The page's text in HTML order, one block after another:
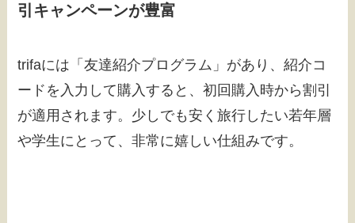
引キャンペーンが豊富
trifaには「友達紹介プログラム」があり、紹介コ
ードを入力して購入すると、初回購入時から割引
が適用されます。少しでも安く旅行したい若年層
や学生にとって、非常に嬉しい仕組みです。